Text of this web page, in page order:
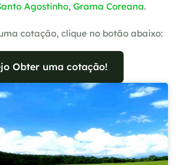
Agostinho, Grama Coreana.
cotação, clique no botão abaixo:
Obter uma cotação!